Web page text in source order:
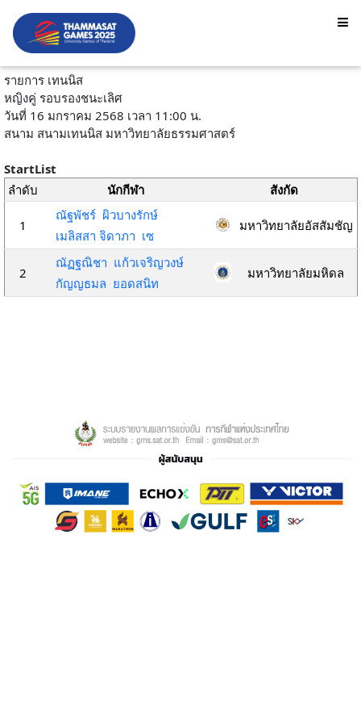
รายการ เทนนิส
หญิงคู่ รอบรองชนะเลิศ
วันที่ 16 มกราคม 2568 เวลา 11:00 น.
สนาม สนามเทนนิส มหาวิทยาลัยธรรมศาสตร์
StartList
ลำดับ
นักกีฬา สังกัด
1
ณัฐพัชร์ ผิวบางรักษ์
เมลิสสา จิดาภา เซ
มหาวิทยาลัยอัสสัมชัญ
2
ณัฏฐณิชา แก้วเจริญวงษ์
กัญญธมล ยอดสนิท
มหาวิทยาลัยมหิดล